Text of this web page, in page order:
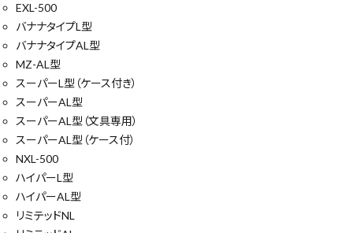
キーワードから探す
EXL-500
バナナタイプL型
バナナタイプAL型
MZ-AL型
スーパーL型（ケース付き）
スーパーAL型
スーパーAL型（文具専用）
スーパーAL型（ケース付）
NXL-500
ハイパーL型
ハイパーAL型
リミテッドNL